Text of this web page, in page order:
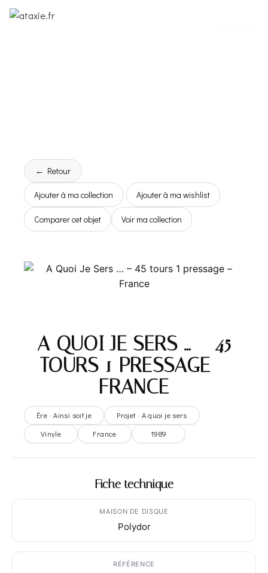
← Retour
Ajouter à ma collection Ajouter à ma wishlist
Comparer cet objet Voir ma collection
A QUOI JE SERS … – 45
TOURS 1 PRESSAGE –
FRANCE
Ère · Ainsi soit je
Projet · A quoi je sers
Vinyle
France 1989
Fiche technique
MAISON DE DISQUE
Polydor
RÉFÉRENCE